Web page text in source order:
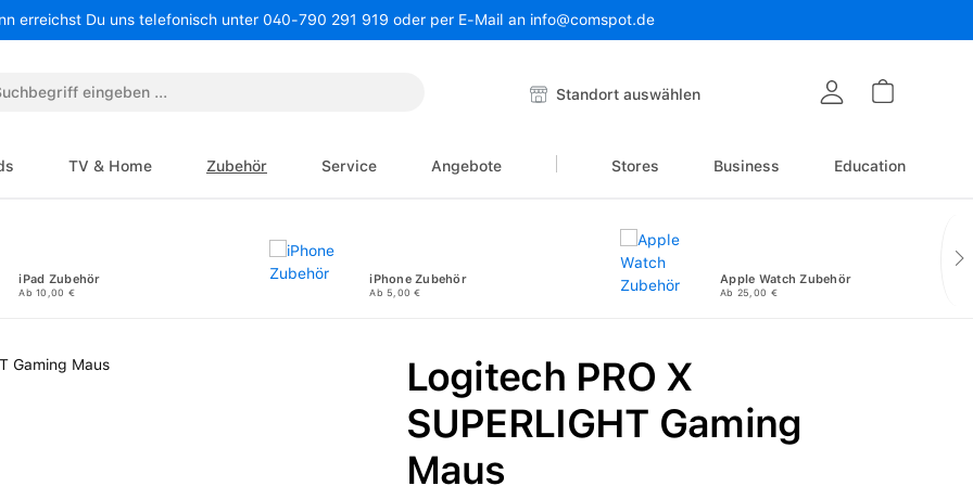
erreichst Du uns telefonisch unter 040-790 291 919 oder per E-Mail an info@comspot.de
Standort auswählen
TV & Home Zubehör Service Angebote Stores Business Education
iPad Zubehör
Ab 10,00 €
iPhone Zubehör
Ab 5,00 €
Apple Watch Zubehör
Ab 25,00 €
Logitech PRO X
SUPERLIGHT Gaming
Maus